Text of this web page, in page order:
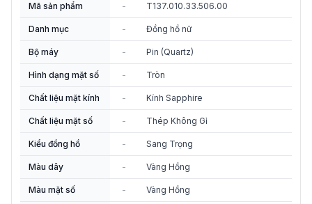
Mã sản phẩm - T137.010.33.506.00
Danh mục - Đồng hồ nữ
Bộ máy - Pin (Quartz)
Hình dạng mặt số - Tròn
Chất liệu mặt kính - Kính Sapphire
Chất liệu mặt số - Thép Không Gỉ
Kiểu đồng hồ - Sang Trọng
Màu dây - Vàng Hồng
Màu mặt số - Vàng Hồng